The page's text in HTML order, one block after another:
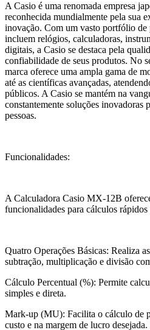
A Casio é uma renomada empresa
reconhecida mundialmente pela sua
inovação. Com um vasto portfólio de
incluem relógios, calculadoras,
digitais, a Casio se destaca pela
confiabilidade de seus produtos. No
marca oferece uma ampla gama de
até as científicas avançadas,
públicos. A Casio se mantém na
constantemente soluções inovadoras
pessoas.
Funcionalidades:
A Calculadora Casio MX-12B
funcionalidades para cálculos rápidos
Quatro Operações Básicas: Realiza
subtração, multiplicação e divisão
Cálculo Percentual (%): Permite
simples e direta.
Mark-up (MU): Facilita o cálculo de
custo e na margem de lucro desejada.